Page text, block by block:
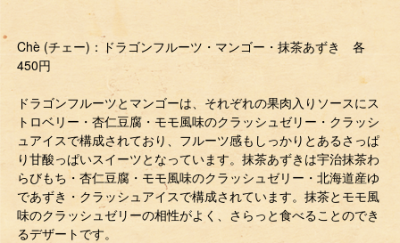
Chè (チェー)：ドラゴンフルーツ・マンゴー・抹茶あずき 各
450円
ドラゴンフルーツとマンゴーは、それぞれの果肉入りソースにス
トロベリー・杏仁豆腐・モモ風味のクラッシュゼリー・クラッシ
ュアイスで構成されており、フルーツ感もしっかりとあるさっぱ
り甘酸っぱいスイーツとなっています。抹茶あずきは宇治抹茶わ
らびもち・杏仁豆腐・モモ風味のクラッシュゼリー・北海道産ゆ
であずき・クラッシュアイスで構成されています。抹茶とモモ風
味のクラッシュゼリーの相性がよく、さらっと食べることのでき
るデザートです。